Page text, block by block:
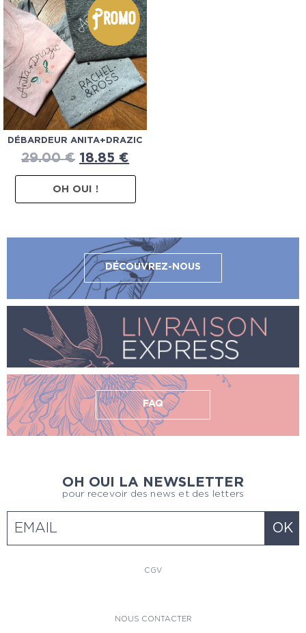
Promo
DÉBARDEUR ANITA+DRAZIC
29.00€ 18.85 €
OH OUI !
DÉCOUVREZ-NOUS
FAQ
OH OUI LA NEWSLETTER
pour recevoir des news et des letters
CGV
NOUS CONTACTER